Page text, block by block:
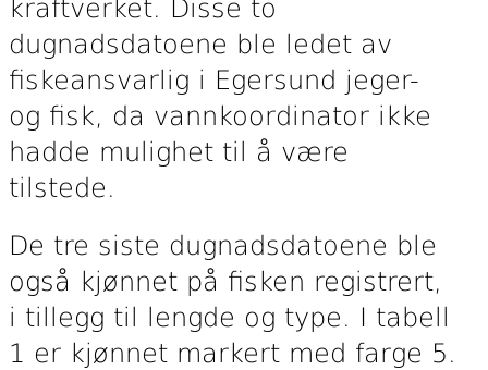
kraftverket. Disse to
dugnadsdatoene ble ledet av
fiskeansvarlig i Egersund jeger-
og fisk, da vannkoordinator ikke
hadde mulighet til å være
tilstede.
De tre siste dugnadsdatoene ble
også kjønnet på fisken registrert,
i tillegg til lengde og type. I tabell
1 er kjønnet markert med farge 5.